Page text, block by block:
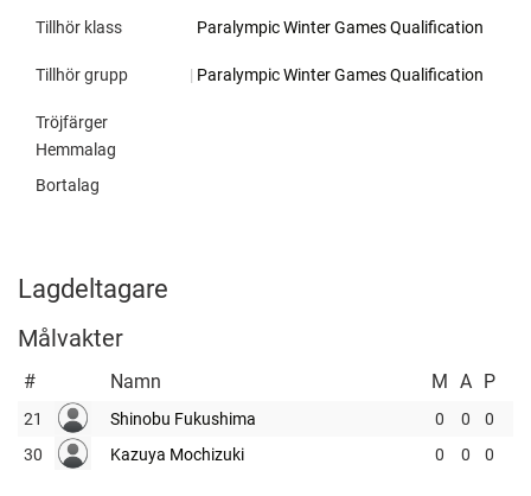
Tillhör klass Paralympic Winter Games Qualification
Tillhör grupp | Paralympic Winter Games Qualification
Tröjfärger
Hemmalag
Bortalag
Lagdeltagare
Målvakter
# Namn M A P
21 Shinobu Fukushima 0 0
0
30
Kazuya Mochizuki 0 0 0